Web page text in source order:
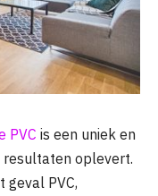
PVC is een uniek en
resultaten oplevert.
PVC,